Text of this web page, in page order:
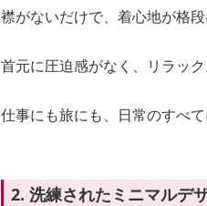
襟がないだけで、着心地が格段
首元に圧迫感がなく、リラック
仕事にも旅にも、日常のすべて
2. 洗練されたミニマルデ